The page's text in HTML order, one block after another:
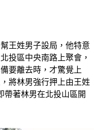
王姓男子設局，他特意
投區中央南路上聚會，
要離去時，才驚覺上
將林男強行押上由王姓
著林男在北投山區開